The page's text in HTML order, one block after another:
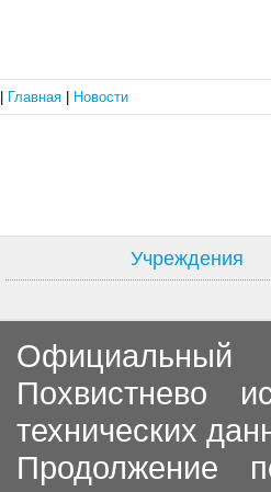
Главная Новости
Учреждения
Официальный
Похвистнево
технических
Продолжение